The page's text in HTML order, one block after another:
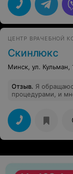
ЦЕНТР ВРАЧЕБНОЙ
Скинлюкс
Минск, ул. Кульман,
Отзыв. Я
процедурами, и
клиентками. Здесь
Игоря
Мишута, которые
своем деле.
салона, где